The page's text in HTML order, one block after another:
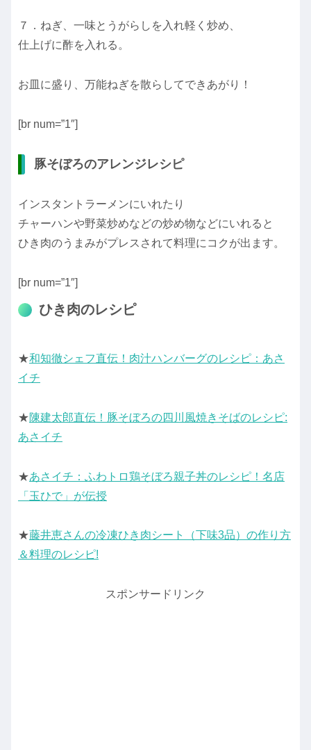
７．ねぎ、一味とうがらしを入れ軽く炒め、
仕上げに酢を入れる。
お皿に盛り、万能ねぎを散らしてできあがり！
[br num=”1″]
豚そぼろのアレンジレシピ
インスタントラーメンにいれたり
チャーハンや野菜炒めなどの炒め物などにいれると
ひき肉のうまみがプレスされて料理にコクが出ます。
[br num=”1″]
ひき肉のレシピ
★和知徹シェフ直伝！肉汁ハンバーグのレシピ：あさ
イチ
★陳建太郎直伝！豚そぼろの四川風焼きそばのレシピ:
あさイチ
★あさイチ：ふわトロ鶏そぼろ親子丼のレシピ！名店
「玉ひで」が伝授
★藤井恵さんの冷凍ひき肉シート（下味3品）の作り方
＆料理のレシピ!
スポンサードリンク